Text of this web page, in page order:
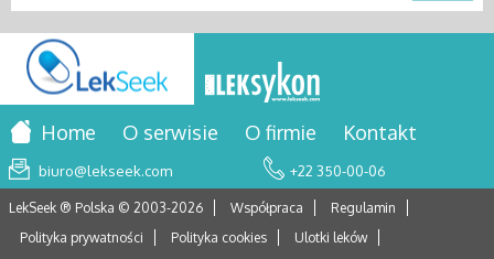
Home O serwisie O firmie Kontakt
biuro@lekseek.com +22 350-00-06
LekSeek ® Polska © 2003-2026 Współpraca
Regulamin
Polityka prywatności
Polityka cookies Ulotki leków